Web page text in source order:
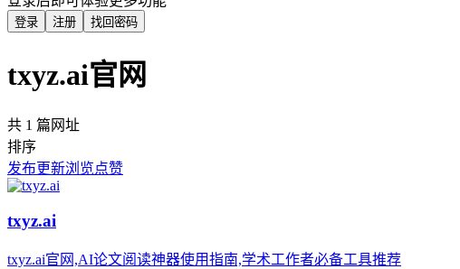
登录 注册 找回密码
txyz.ai官网
共 1 篇网址
排序
发布更新浏览点赞
txyz.ai
txyz.ai官网,AI论文阅读神器使用指南,学术工作者必备工具推荐